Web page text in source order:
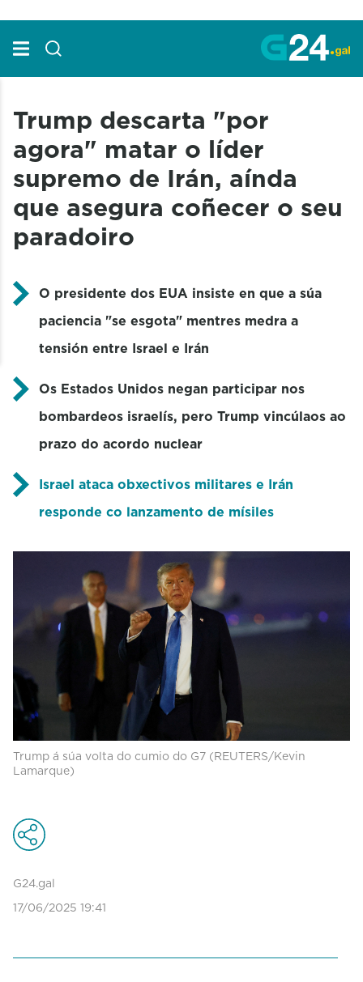
Trump descarta "por
agora" matar o líder
supremo de Irán, aínda
que asegura coñecer o seu
paradoiro
O presidente dos EUA insiste en que a súa
paciencia "se esgota" mentres medra a
tensión entre Israel e Irán
Os Estados Unidos negan participar nos
bombardeos israelís, pero Trump vincúlaos ao
prazo do acordo nuclear
Israel ataca obxectivos militares e Irán
responde co lanzamento de mísiles
Trump á súa volta do cumio do G7 (REUTERS/Kevin
Lamarque)
G24.gal
17/06/2025 19:41